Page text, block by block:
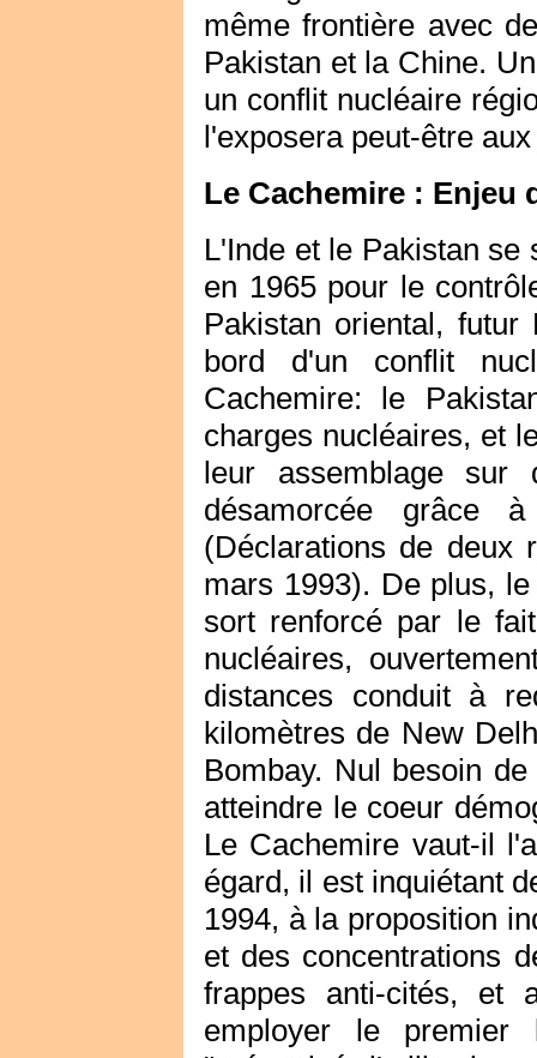
même frontière avec
Pakistan et la Chine.
un conflit nucléaire
l'exposera peut-être
Le Cachemire :
L'Inde et le Pakistan se
en 1965 pour le
Pakistan oriental,
bord d'un conflit
Cachemire: le
charges nucléaires, et
leur assemblage
désamorcée grâce
(Déclarations de deux
mars 1993). De plus,
sort renforcé par le
nucléaires,
distances conduit à
kilomètres de New
Bombay. Nul besoin
atteindre le coeur
Le Cachemire vaut-il
égard, il est inquiétant
1994, à la proposition
et des concentrations
frappes anti-cités, et
employer le premier